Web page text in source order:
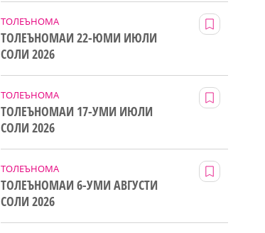
ТОЛЕЪНОМА
ТОЛЕЪНОМАИ 22-ЮМИ ИЮЛИ
СОЛИ 2026
ТОЛЕЪНОМА
ТОЛЕЪНОМАИ 17-УМИ ИЮЛИ
СОЛИ 2026
ТОЛЕЪНОМА
ТОЛЕЪНОМАИ 6-УМИ АВГУСТИ
СОЛИ 2026